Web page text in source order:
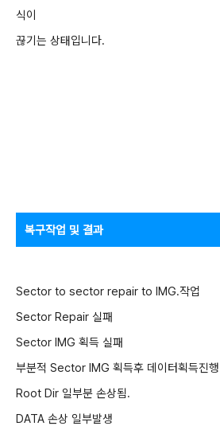
식이
끊기는 상태입니다.
복구작업 및 결과
Sector to sector repair to IMG.작업
Sector Repair 실패
Sector IMG 획득 실패
부분적 Sector IMG 획득후 데이터획득진행
Root Dir 일부분 손상됨.
DATA 손상 일부발생